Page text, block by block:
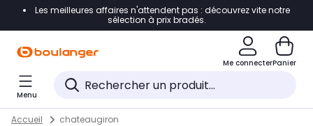
Accéder directement à la navigation
Accéder directement au pied de page
Accéder directement au chatbot
Les meilleures affaires n'attendent pas : découvrez vite notre
sélection à prix bradés.
Me connecterPanier
Menu
Skip to content
Return to Nav
Accueil chateaugiron